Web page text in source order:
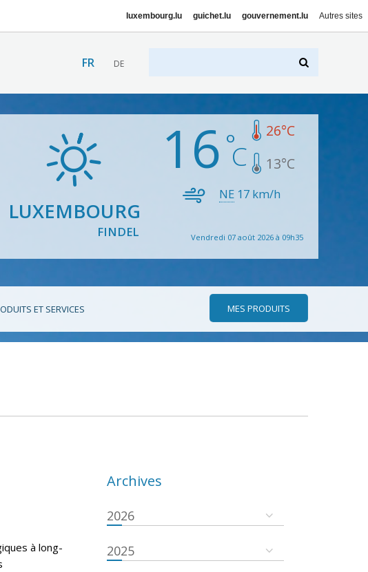
luxembourg.lu guichet.lu gouvernement.lu Autres sites
FR DE
LUXEMBOURG
FINDEL
16 26°C
13°C
NE 17 km/h
Vendredi 07 août 2026 à 09h35
ET SERVICES MES PRODUITS
à long-
Archives
2026
2025